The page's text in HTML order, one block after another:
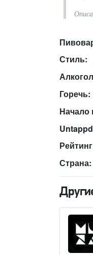
Стиль:
Горечь:
Начало
Страна: